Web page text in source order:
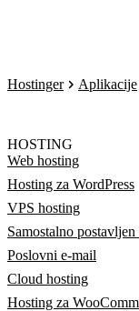
Hostinger Aplikacije
HOSTING
Web hosting
Hosting za WordPress
VPS hosting
Samostalno postavljen
Poslovni e-mail
Cloud hosting
Hosting za